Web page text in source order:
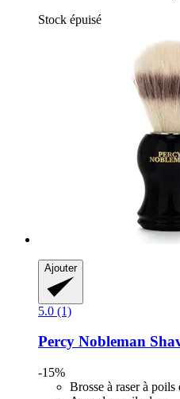
Stock épuisé
Ajouter
5.0 (1)
Percy Nobleman
-15%
Brosse à raser à poils